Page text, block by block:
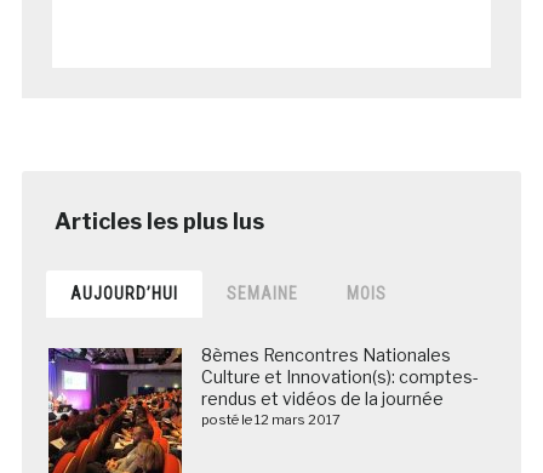
AUJOURD’HUI SEMAINE MOIS
8èmes Rencontres Nationales
Culture et Innovation(s): comptes-
rendus et vidéos de la journée
posté le 12 mars 2017